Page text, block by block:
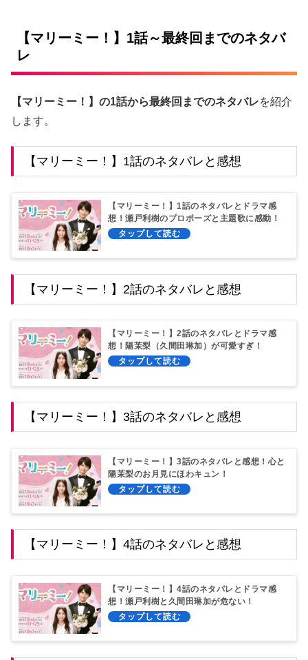
【マリーミー！】1話～最終回までのネタバ
レ
【マリーミー！】の1話から最終回までのネタバレを紹介
します。
【マリーミー！】1話のネタバレと感想
【マリーミー！】1話のネタバレとドラマ感
想！瀬戸利樹のプロポーズと主題歌に感動！
【マリーミー！】2話のネタバレと感想
【マリーミー！】2話のネタバレとドラマ感
想！陽茉梨（久間田琳加）が可愛すぎ！
【マリーミー！】3話のネタバレと感想
【マリーミー！】3話のネタバレと感想！心と
陽茉梨のお月見にほわキュン！
【マリーミー！】4話のネタバレと感想
【マリーミー！】4話のネタバレとドラマ感
想！瀬戸利樹と久間田琳加が危ない！